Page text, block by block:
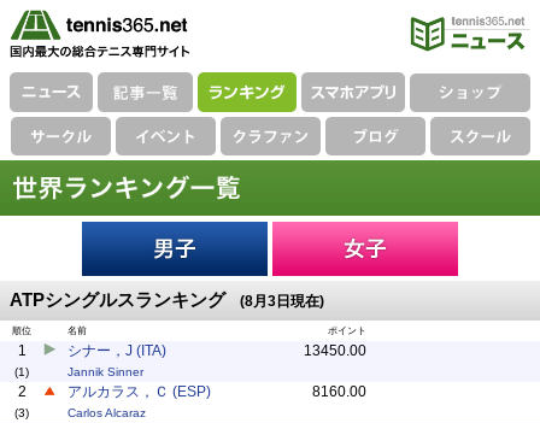
ATPシングルスランキング (8月3日現在)
順位 名前 ポイント
1
(1)
シナー，J (ITA)
Jannik Sinner
13450.00
2
(3)
アルカラス，Ｃ (ESP)
Carlos Alcaraz
8160.00